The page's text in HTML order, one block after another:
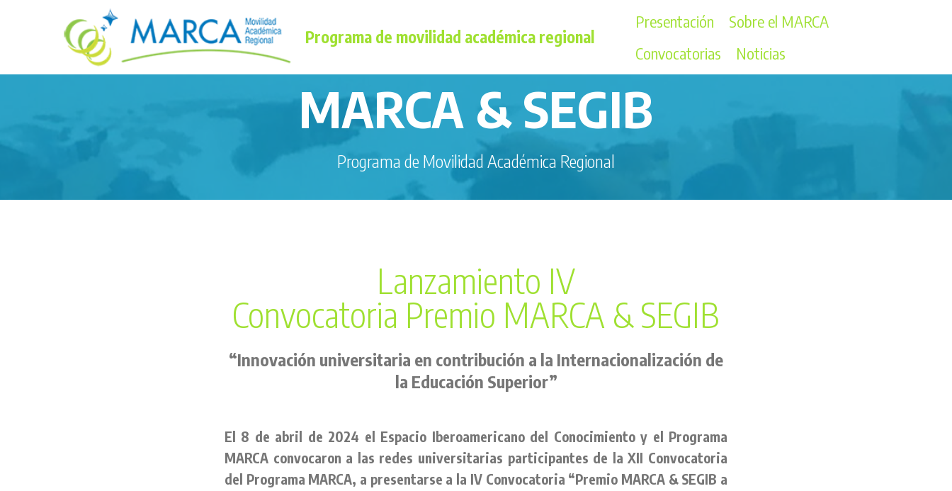
Programa de movilidad académica regional
Presentación
Sobre el MARCA
Convocatorias
Noticias
MARCA & SEGIB
Programa de Movilidad Académica Regional
Lanzamiento IV
Convocatoria Premio MARCA & SEGIB
“Innovación universitaria en contribución a la Internacionalización de
la Educación Superior”
El 8 de abril de 2024 el Espacio Iberoamericano del Conocimiento y el Programa
MARCA convocaron a las redes universitarias participantes de la XII Convocatoria
del Programa MARCA, a presentarse a la IV Convocatoria “Premio MARCA & SEGIB a